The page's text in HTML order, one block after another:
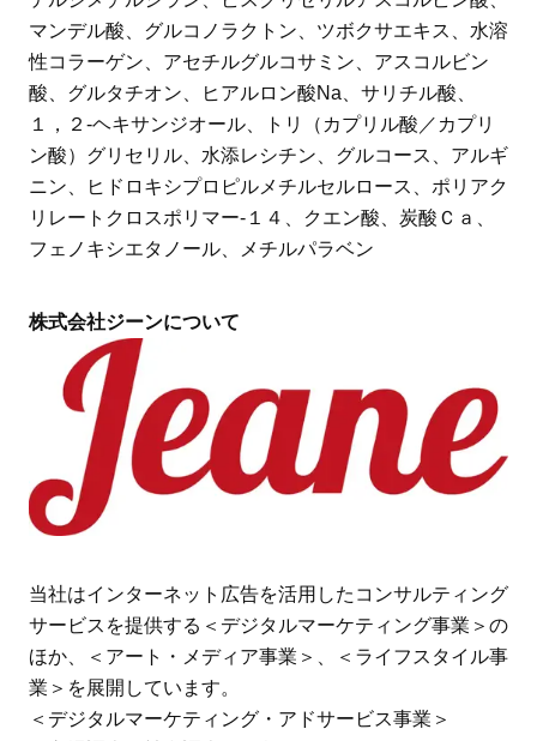
マンデル酸、グルコノラクトン、ツボクサエキス、水溶
性コラーゲン、アセチルグルコサミン、アスコルビン
酸、グルタチオン、ヒアルロン酸Na、サリチル酸、
１，２-ヘキサンジオール、トリ（カプリル酸／カプリ
ン酸）グリセリル、水添レシチン、グルコース、アルギ
ニン、ヒドロキシプロピルメチルセルロース、ポリアク
リレートクロスポリマー-１４、クエン酸、炭酸Ｃａ、
フェノキシエタノール、メチルパラベン
株式会社ジーンについて
当社はインターネット広告を活用したコンサルティング
サービスを提供する＜デジタルマーケティング事業＞の
ほか、＜アート・メディア事業＞、＜ライフスタイル事
業＞を展開しています。
＜デジタルマーケティング・アドサービス事業＞